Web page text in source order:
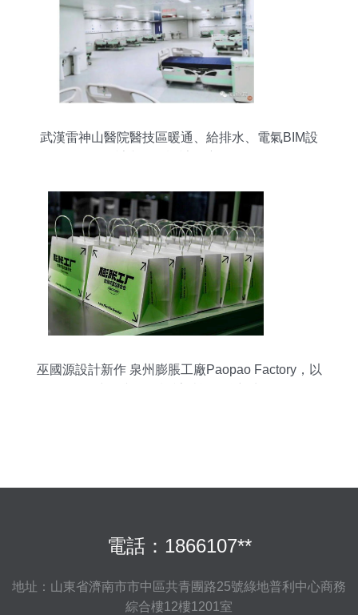
武漢雷神山醫院醫技區暖通、給排水、電氣BIM設
巫國源設計新作 泉州膨脹工廠Paopao Factory，以
電話：1866107**
地址：山東省濟南市市中區共青團路25號綠地普利中心商務
綜合樓12樓1201室